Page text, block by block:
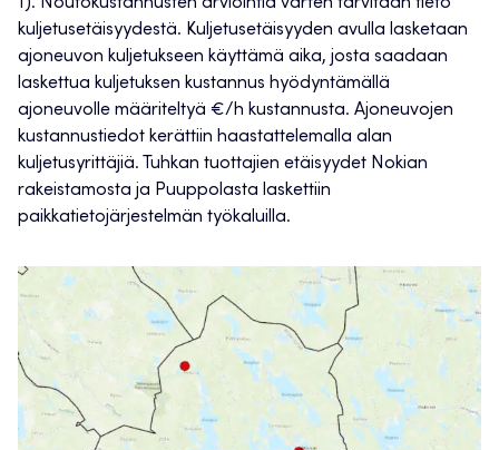
kuljetusetäisyydestä. Kuljetusetäisyyden avulla lasketaan
ajoneuvon kuljetukseen käyttämä aika, josta saadaan
laskettua kuljetuksen kustannus hyödyntämällä
ajoneuvolle määriteltyä €/h kustannusta. Ajoneuvojen
kustannustiedot kerättiin haastattelemalla alan
kuljetusyrittäjiä. Tuhkan tuottajien etäisyydet Nokian
rakeistamosta ja Puuppolasta laskettiin
paikkatietojärjestelmän työkaluilla.